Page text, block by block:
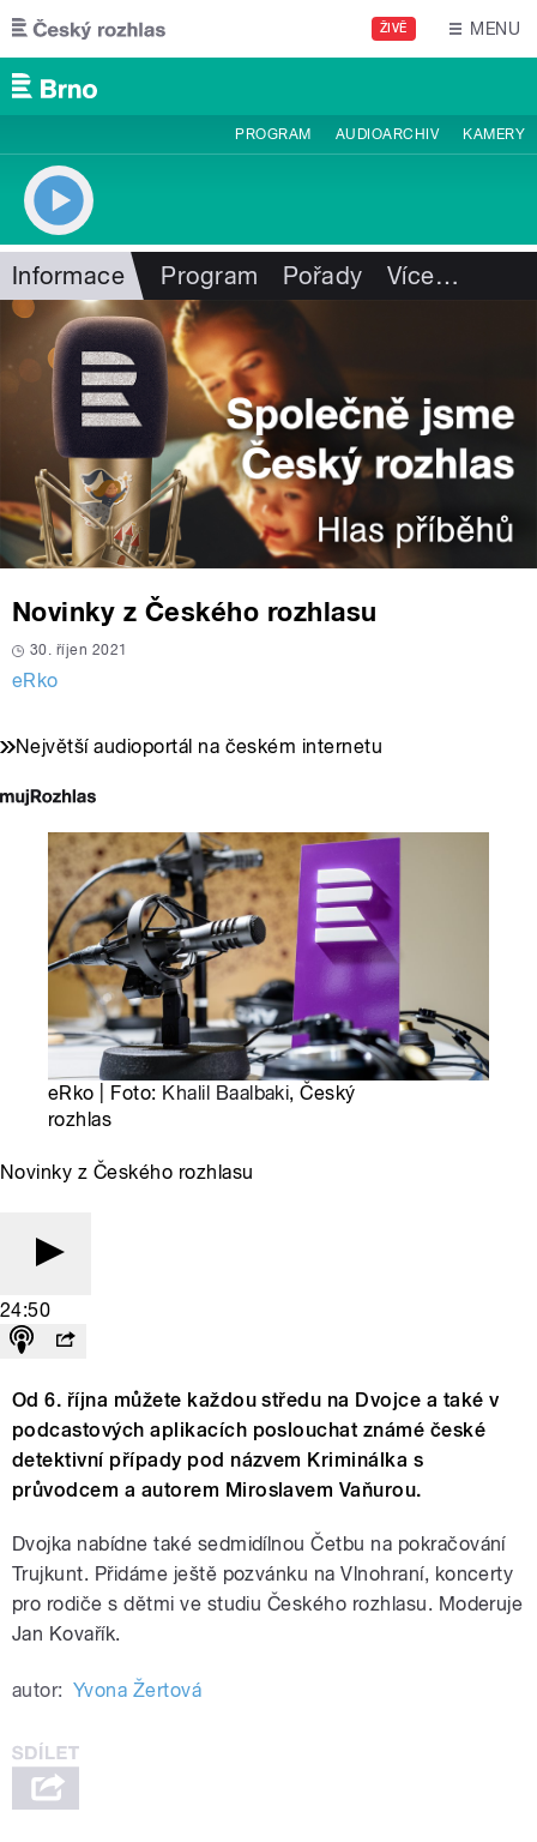
Přejít k hlavnímu obsahu
ŽIVĚ MENU
PROGRAM AUDIOARCHIV KAMERY
Informace Program Pořady Více…
Novinky z Českého rozhlasu
30. říjen 2021
eRko
Největší audioportál na českém internetu
eRko | Foto: Khalil Baalbaki, Český
rozhlas
Novinky z Českého rozhlasu
24:50
Od 6. října můžete každou středu na Dvojce a také v
podcastových aplikacích poslouchat známé české
detektivní případy pod názvem Kriminálka s
průvodcem a autorem Miroslavem Vaňurou.
Dvojka nabídne také sedmidílnou Četbu na pokračování
Trujkunt. Přidáme ještě pozvánku na Vlnohraní, koncerty
pro rodiče s dětmi ve studiu Českého rozhlasu. Moderuje
Jan Kovařík.
autor: Yvona Žertová